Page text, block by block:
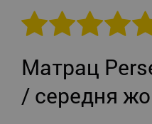
Матрац
/ середня